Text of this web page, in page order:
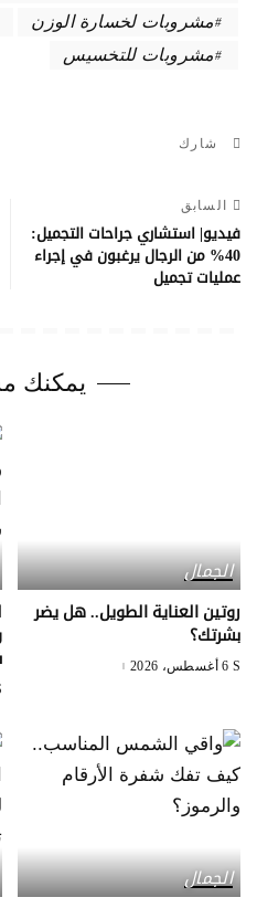
مشروبات لخسارة الوزن
مشروبات للتخسيس
شارك
السابق
فيديو| استشاري جراحات التجميل:
40% من الرجال يرغبون في إجراء
عمليات تجميل
يمكنك
الجمال
روتين العناية الطويل.. هل يضر
بشرتك؟
6 أغسطس، 2026
الجمال